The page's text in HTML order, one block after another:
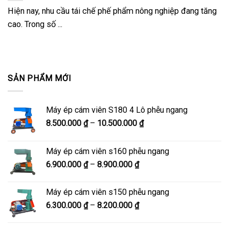
SẢN PHẨM MỚI
Máy ép cám viên S180 4 Lô phễu ngang
8.500.000 ₫ – 10.500.000 ₫Khoảng
8.500.000 ₫
Máy ép cám viên s160 phễu ngang
6.900.000 ₫ – 8.900.000 ₫Khoảng
từ
6.900.000 ₫
đến
Máy ép cám viên s150 phễu ngang
6.300.000 ₫ – 8.200.000 ₫Khoảng
Hiện nay, nhu cầu tái chế phế phẩm nông nghiệp đang tăng
cao. Trong số ...